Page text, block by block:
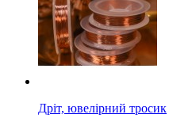
Дріт, ювелірний тросик